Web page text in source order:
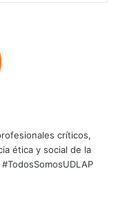
críticos,
ética y social de la